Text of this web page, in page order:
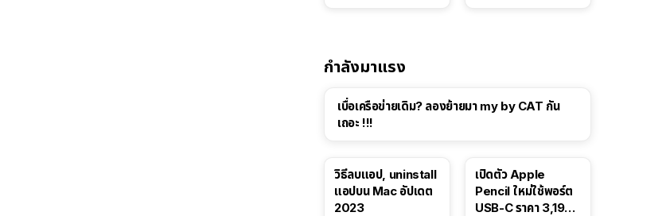
กำลังมาแรง
เบื่อเครือข่ายเดิม? ลองย้ายมา my by CAT กัน
เถอะ !!!
วิธีลบแอป, uninstall
แอปบน Mac อัปเดต
2023
เปิดตัว Apple
Pencil ใหม่ใช้พอร์ต
USB-C ราคา 3,190